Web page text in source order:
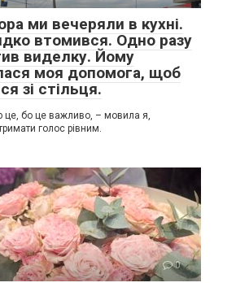
ми вечеряли в кухні.
втомився. Одно разу
виделку. Йому
моя допомога, щоб
зі стільця.
це, бо це важливо, – мовила я,
голос рівним.
0